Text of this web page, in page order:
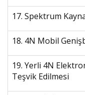
17. Spektrum
18. 4N Mobil
19. Yerli 4N
Teşvik Edilmesi